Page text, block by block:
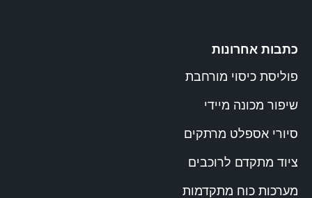
כתבות אחרונות
פוליסת כיסוי מורחבת
שיפור מכונה מיידי
סיורי אספלט מרתקים
ציוד מתקדם לרוכבים
מערכות כוח מתקדמות